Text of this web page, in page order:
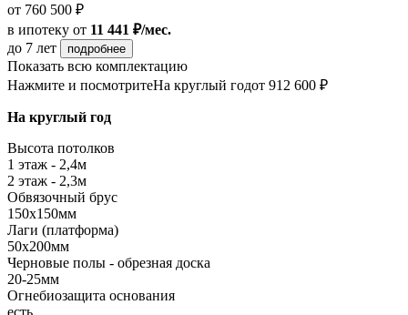
от 760 500 ₽
в ипотеку от 11 441 ₽/мес.
до 7 лет
подробнее
Показать всю комплектацию
Нажмите и посмотритеНа круглый годот 912 600 ₽
На круглый год
Высота потолков
1 этаж - 2,4м
2 этаж - 2,3м
Обвязочный брус
150х150мм
Лаги (платформа)
50х200мм
Черновые полы - обрезная доска
20-25мм
Огнебиозащита основания
есть